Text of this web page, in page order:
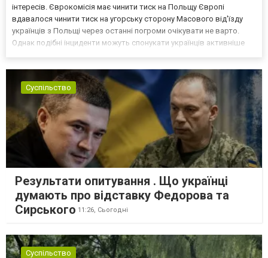
інтересів. Єврокомісія має чинити тиск на Польщу Європі
вдавалося чинити тиск на угорську сторону Масового від'їзду
українців з Польщі через останні погроми очікувати не варто.
Однак подібні інциденти можуть спонукати українців активніше
Суспільство
Результати опитування . Що українці
думають про відставку Федорова та
Сирського 11:26, Сьогодні
Суспільство